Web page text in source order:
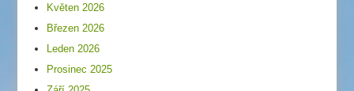
Květen 2026
Březen 2026
Leden 2026
Prosinec 2025